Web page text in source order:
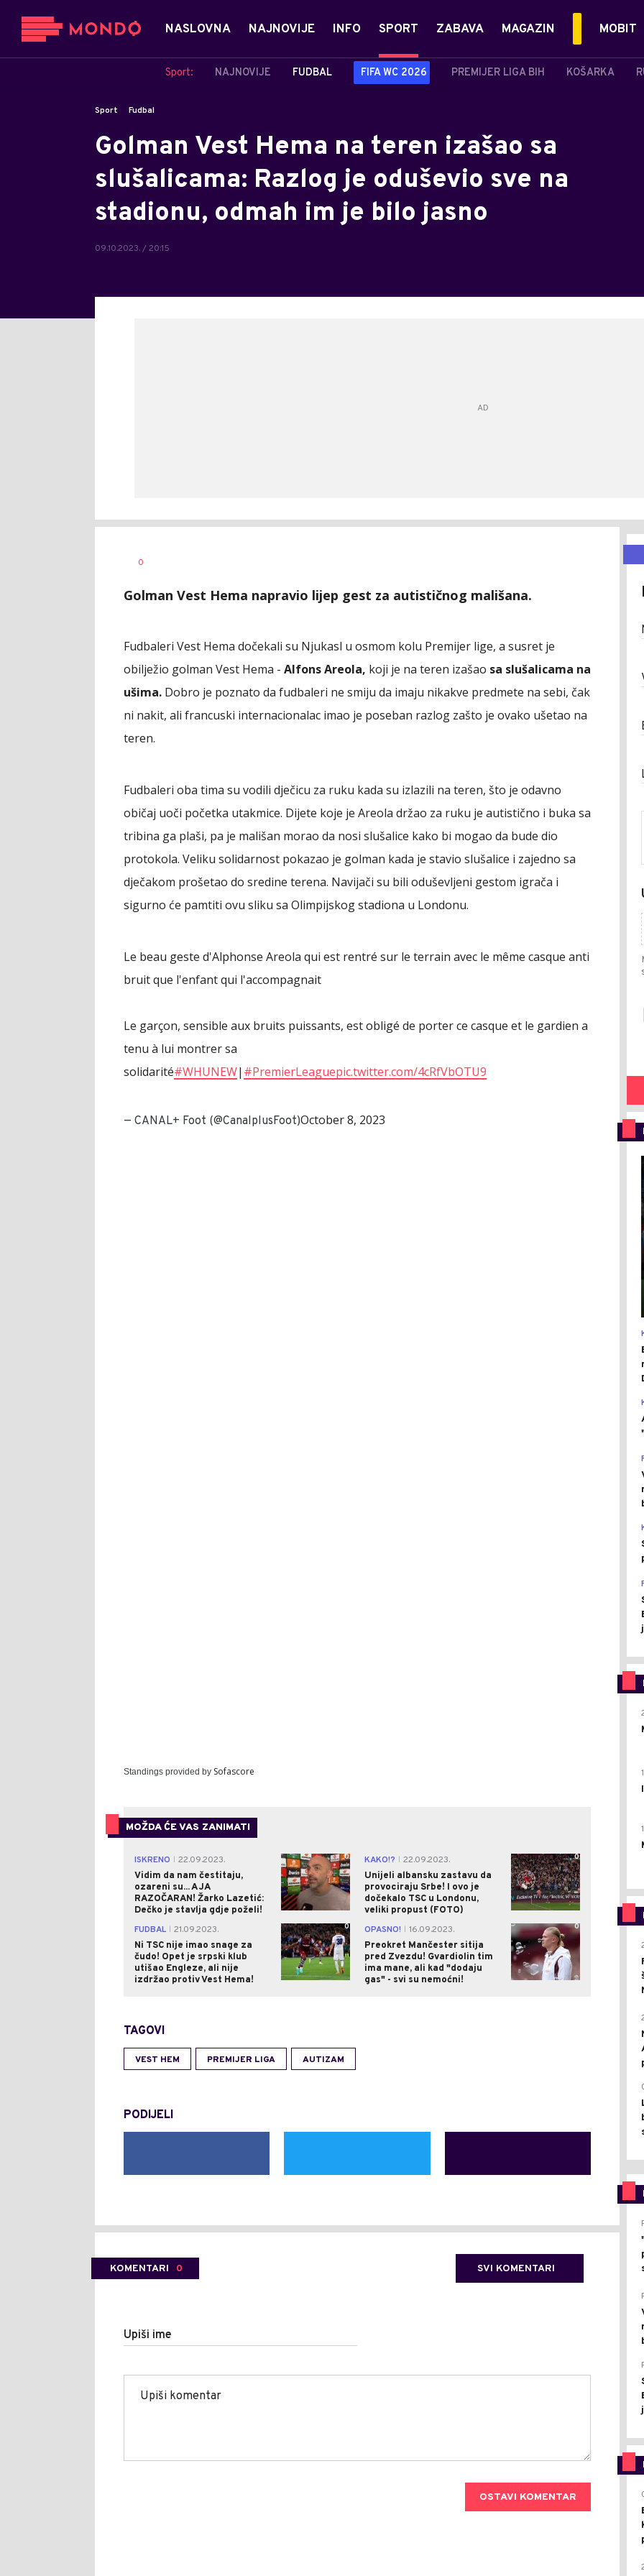
NASLOVNA NAJNOVIJE INFO SPORT
Sport: NAJNOVIJE FUDBAL FIFA WC 2026 PREMIJER LIGA BIH KOŠARKA
ZABAVA MAGAZIN MOBIT
Sport Fudbal
Golman Vest Hema na teren izašao sa
slušalicama: Razlog je oduševio sve na
stadionu, odmah im je bilo jasno
09.10.2023. / 20:15
AUTOR
0
Golman Vest Hema napravio lijep gest za autističnog mališana.
Fudbaleri Vest Hema dočekali su Njukasl u osmom kolu Premijer lige, a susret je
obilježio golman Vest Hema - Alfons Areola, koji je na teren izašao sa slušalicama na
ušima. Dobro je poznato da fudbaleri ne smiju da imaju nikakve predmete na sebi, čak
ni nakit, ali francuski internacionalac imao je poseban razlog zašto je ovako ušetao na
teren.
Fudbaleri oba tima su vodili dječicu za ruku kada su izlazili na teren, što je odavno
običaj uoči početka utakmice. Dijete koje je Areola držao za ruku je autistično i buka sa
tribina ga plaši, pa je mališan morao da nosi slušalice kako bi mogao da bude dio
protokola. Veliku solidarnost pokazao je golman kada je stavio slušalice i zajedno sa
dječakom prošetao do sredine terena. Navijači su bili oduševljeni gestom igrača i
sigurno će pamtiti ovu sliku sa Olimpijskog stadiona u Londonu.
Le beau geste d'Alphonse Areola qui est rentré sur le terrain avec le même casque anti
bruit que l'enfant qui l'accompagnait
Le garçon, sensible aux bruits puissants, est obligé de porter ce casque et le gardien a
tenu à lui montrer sa
solidarité#WHUNEW| #PremierLeaguepic.twitter.com/4cRfVbOTU9
— CANAL+ Foot (@CanalplusFoot)October 8, 2023
Standings provided by Sofascore
MOŽDA ĆE VAS ZANIMATI
ISKRENO
22.09.2023.
Vidim da nam čestitaju,
ozareni su... A JA
RAZOČARAN! Žarko Lazetić:
Dečko je stavlja gdje poželi!
0 KAKO!?
22.09.2023.
Unijeli albansku zastavu da
provociraju Srbe! I ovo je
dočekalo TSC u Londonu,
veliki propust (FOTO)
0
FUDBAL
21.09.2023.
Ni TSC nije imao snage za
čudo! Opet je srpski klub
utišao Engleze, ali nije
izdržao protiv Vest Hema!
0 OPASNO!
16.09.2023.
Preokret Mančester sitija
pred Zvezdu! Gvardiolin tim
ima mane, ali kad "dodaju
gas" - svi su nemoćni!
0
TAGOVI
VEST HEM PREMIJER LIGA AUTIZAM
PODIJELI
KOMENTARI 0 SVI KOMENTARI
Upiši ime
OSTAVI KOMENTAR